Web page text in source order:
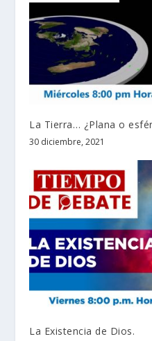
La Tierra… ¿Plana o
30 diciembre, 2021
La Existencia de Dios.